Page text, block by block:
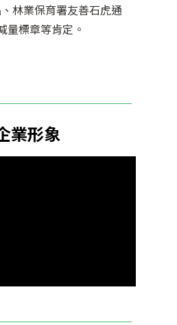
林業保育署友善石虎通
量標章等肯定。
業形象